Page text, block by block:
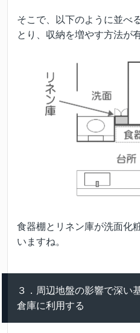
そこで、以下のように並べ
とり、収納を増やす方法が
食器棚とリネン庫が洗面化
いますね。
３．周辺地盤の影響で深い
倉庫に利用する